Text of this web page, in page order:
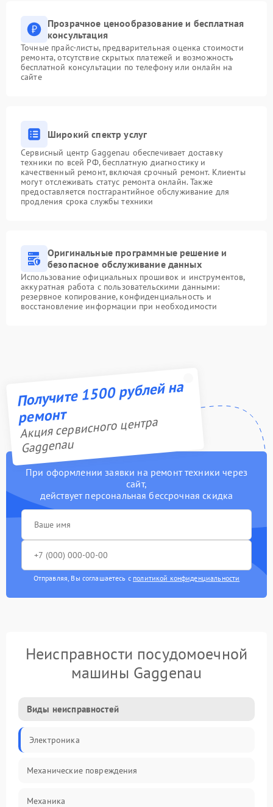
Прозрачное ценообразование и бесплатная
консультация
Точные прайс-листы, предварительная оценка стоимости
ремонта, отсутствие скрытых платежей и возможность
бесплатной консультации по телефону или онлайн на
сайте
Широкий спектр услуг
Сервисный центр Gaggenau обеспечивает доставку
техники по всей РФ, бесплатную диагностику и
качественный ремонт, включая срочный ремонт. Клиенты
могут отслеживать статус ремонта онлайн. Также
предоставляется постгарантийное обслуживание для
продления срока службы техники
Оригинальные программные решение и
безопасное обслуживание данных
Использование официальных прошивок и инструментов,
аккуратная работа с пользовательскими данными:
резервное копирование, конфиденциальность и
восстановление информации при необходимости
Получите 1500 рублей на
ремонт
Акция сервисного центра
Gaggenau
При оформлении заявки на ремонт техники через
сайт,
действует персональная бессрочная скидка
Отправляя, Вы соглашаетесь с политикой конфиденциальности
Неисправности посудомоечной
машины Gaggenau
Виды неисправностей
Электроника
Механические повреждения
Механика